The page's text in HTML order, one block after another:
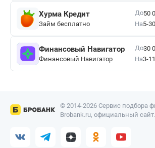
Хурма Кредит
Займ бесплатно
До50
На5-
Финансовый Навигатор
Финансовый Навигатор
До30
На3-
© 2014-2026 Сервис подбора
Brobank.ru, официальный сайт.